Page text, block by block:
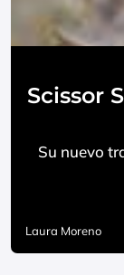
Scissor
Su nuevo
Laura Moreno